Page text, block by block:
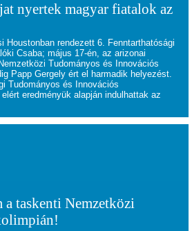
nyertek magyar fiatalok az
Houstonban rendezett 6. Fenntarthatósági
Csaba; május 17-én, az arizonai
Tudományos és Innovációs
Papp Gergely ért el harmadik helyezést.
Tudományos és Innovációs
eredményük alapján indulhattak az
a taskenti Nemzetközi